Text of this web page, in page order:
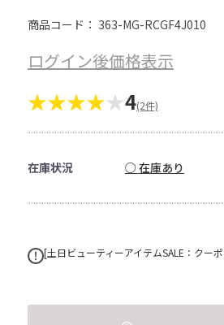
商品コード： 363-MG-RCGF4J010
ログイン後価格表示
★★★★★4(2件)
在庫状況 ○ 在庫あり
[土日ビューティーアイテムSALE：クー